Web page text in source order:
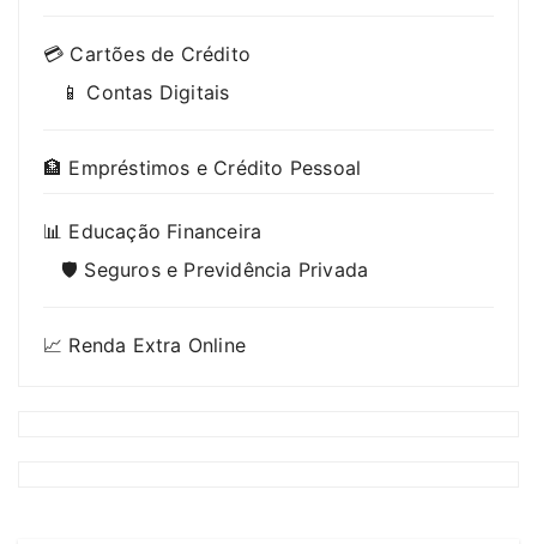
💳 Cartões de Crédito
📱 Contas Digitais
🏦 Empréstimos e Crédito Pessoal
📊 Educação Financeira
🛡️ Seguros e Previdência Privada
📈 Renda Extra Online